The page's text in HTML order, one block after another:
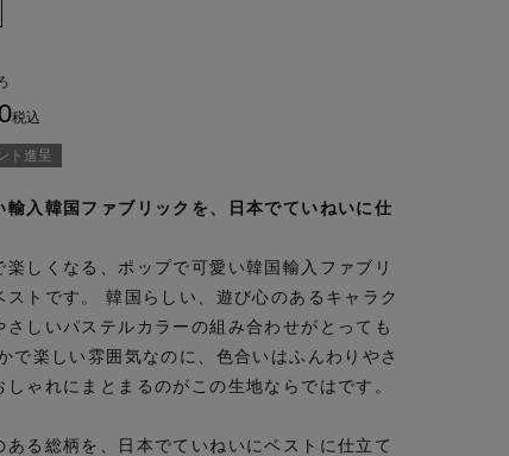
税込
ト進呈
輸入韓国ファブリックを、日本でていねいに仕
楽しくなる、ポップで可愛い韓国輸入ファブリ
ストです。 韓国らしい、遊び心のあるキャラク
さしいパステルカラーの組み合わせがとっても
で楽しい雰囲気なのに、色合いはふんわりやさ
しゃれにまとまるのがこの生地ならではです。
ある総柄を、日本でていねいにベストに仕立て